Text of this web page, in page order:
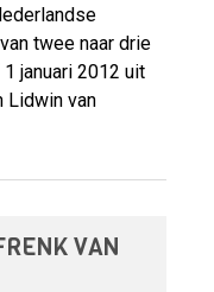
twee naar drie
januari 2012 uit
Lidwin van
VAN